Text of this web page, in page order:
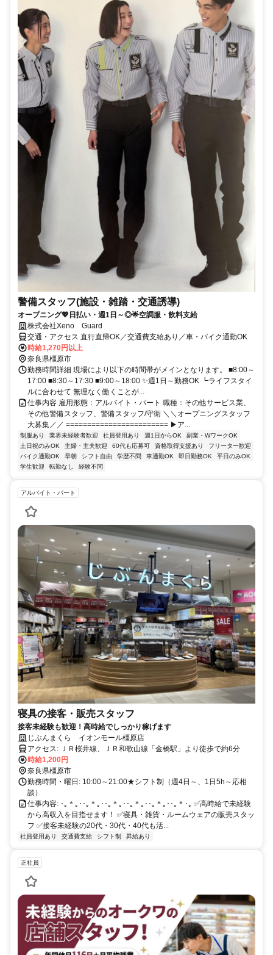
警備スタッフ(施設・雑踏・交通誘導)
オープニング💖日払い・週1日～◎🌟空調服・飲料支給
株式会社Xeno Guard
交通・アクセス 直行直帰OK／交通費支給あり／車・バイク通勤OK
時給1,270円以上
奈良県橿原市
勤務時間詳細 現場により以下の時間帯がメインとなります。 ■8:00～
17:00 ■8:30～17:30 ■9:00～18:00 ✨週1日～勤務OK ┗ライフスタイ
ルに合わせて 無理なく働くことが...
仕事内容 雇用形態：アルバイト・パート 職種：その他サービス業、
その他警備スタッフ、警備スタッフ/守衛 ＼＼オープニングスタッフ
大募集／／ ======================== ▶ア...
制服あり 業界未経験者歓迎 社員登用あり 週1日からOK
副業・WワークOK
土日祝のみOK
主婦・主夫歓迎 60代も応募可 資格取得支援あり
フリーター歓迎
バイク通勤OK
早朝 シフト自由 学歴不問 車通勤OK 即日勤務OK
平日のみOK
学生歓迎
転勤なし 経験不問
アルバイト・パート
寝具の接客・販売スタッフ
接客未経験も歓迎！高時給でしっかり稼げます
じぶんまくら イオンモール橿原店
アクセス: ＪＲ桜井線、ＪＲ和歌山線「金橋駅」より徒歩で約6分
時給1,200円
奈良県橿原市
勤務時間・曜日: 10:00～21:00★シフト制（週4日～、1日5h～応相
談）
仕事内容: ･｡＊｡･･｡＊｡･･｡＊｡･･｡＊｡･･｡＊｡･･｡＊･｡ ✅高時給で未経験
から高収入を目指せます！ ✅寝具・雑貨・ルームウェアの販売スタッ
フ ✅接客未経験の20代・30代・40代も活...
社員登用あり 交通費支給 シフト制 昇給あり
正社員